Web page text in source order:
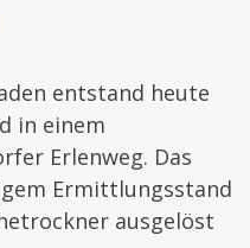
entstand heute
in einem
Erlenweg. Das
Ermittlungsstand
ausgelöst